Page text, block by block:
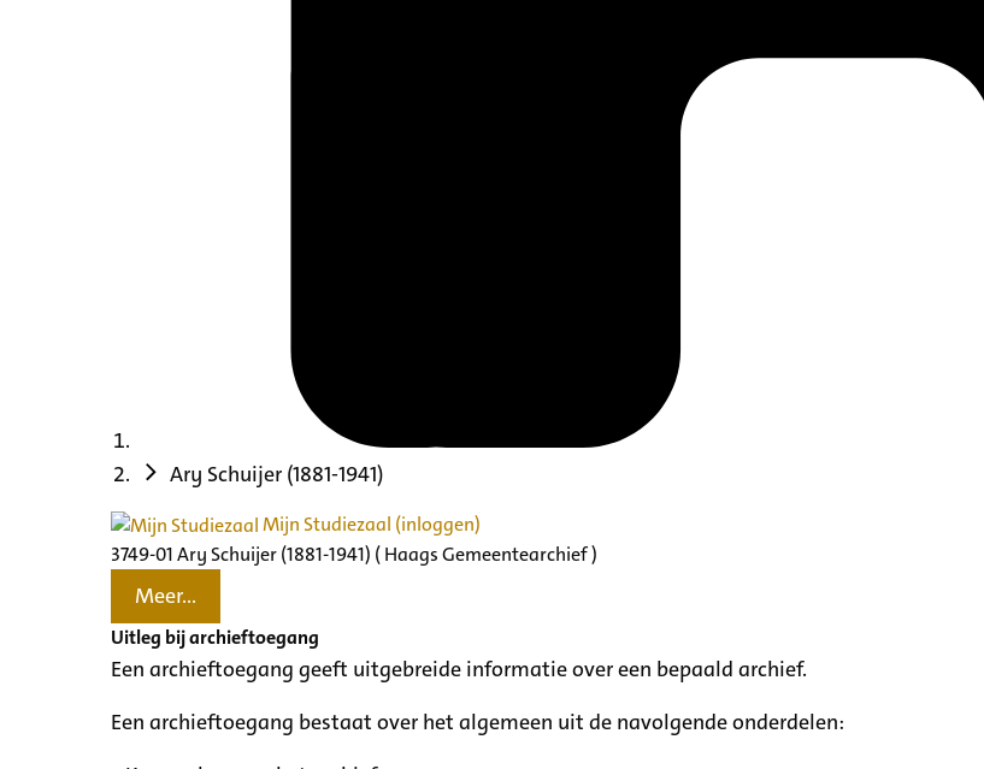
Ary Schuijer (1881-1941)
Mijn Studiezaal (inloggen)
3749-01 Ary Schuijer (1881-1941) ( Haags Gemeentearchief )
Meer...
Uitleg bij archieftoegang
Een archieftoegang geeft uitgebreide informatie over een bepaald archief.
Een archieftoegang bestaat over het algemeen uit de navolgende onderdelen: